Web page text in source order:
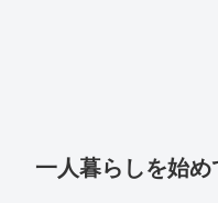
一人暮らしを始